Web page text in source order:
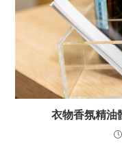
衣物香氛精油